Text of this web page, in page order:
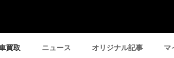
買取 ニュース オリジナル記事 マ